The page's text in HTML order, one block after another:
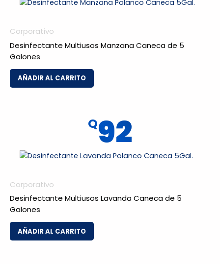
Corporativo
Desinfectante Multiusos Manzana Caneca de 5
Galones
AÑADIR AL CARRITO
Corporativo
Desinfectante Multiusos Lavanda Caneca de 5
Galones
Q92
AÑADIR AL CARRITO